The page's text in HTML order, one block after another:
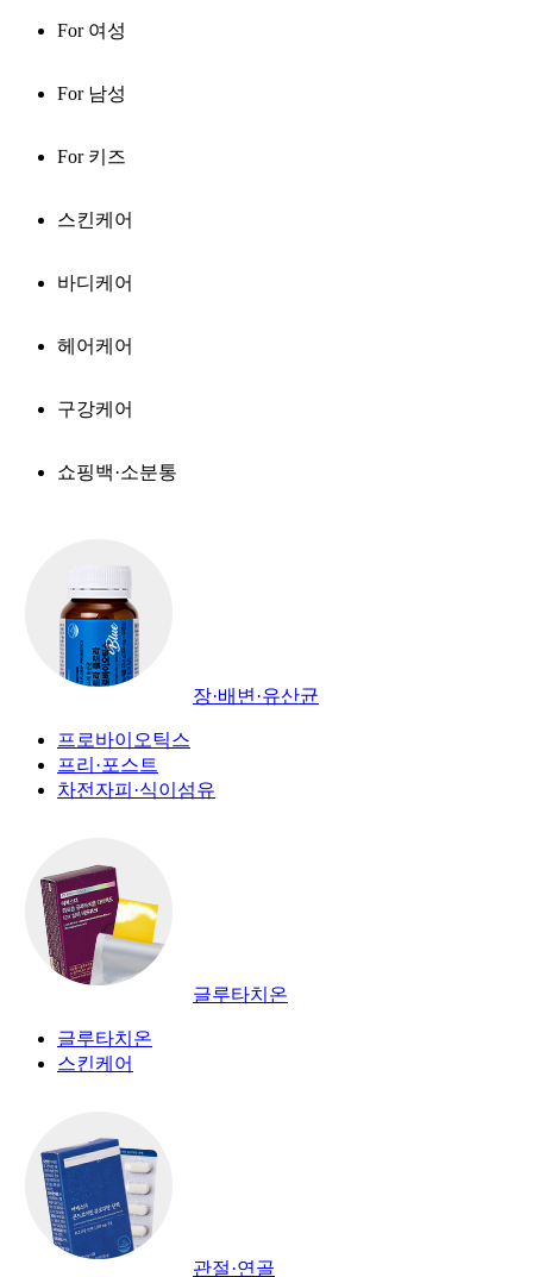
For 여성
For 남성
For 키즈
스킨케어
바디케어
헤어케어
구강케어
쇼핑백·소분통
장·배변·유산균
프로바이오틱스
프리·포스트
차전자피·식이섬유
글루타치온
글루타치온
스킨케어
관절·연골